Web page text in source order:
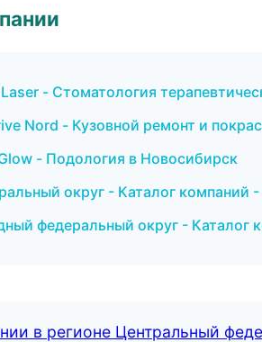
- Стоматология
Nord - Кузовной ремонт и
- Подология в Новосибирск
округ - Каталог компаний -
федеральный округ - Каталог
в регионе Центральный